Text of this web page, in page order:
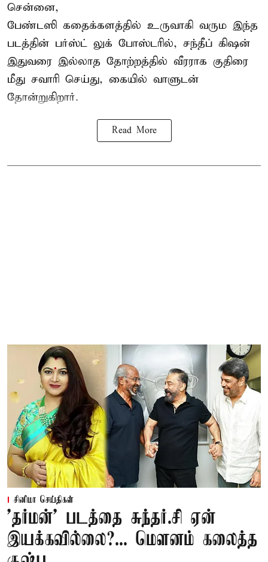
சென்னை,
பேண்டஸி கதைக்களத்தில் உருவாகி வரும இந்த
படத்தின் பர்ஸ்ட் லுக் போஸ்டரில், சந்தீப் கிஷன்
இதுவரை இல்லாத தோற்றத்தில் வீரராக குதிரை
மீது சவாரி செய்து, கையில் வாளுடன்
தோன்றுகிறார்.
Read More
சினிமா செய்திகள்
'தர்மன்' படத்தை சுந்தர்.சி ஏன்
இயக்கவில்லை?... மௌனம் கலைத்த